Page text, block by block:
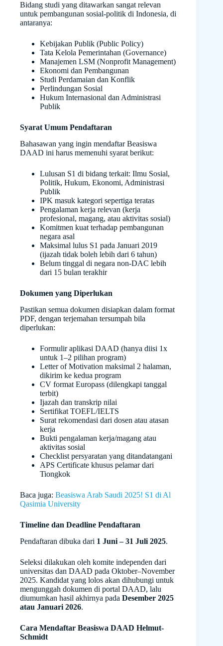
Bidang studi yang ditawarkan sangat relevan
untuk pembangunan sosial-politik di Indonesia, di
antaranya:
Kebijakan Publik (Public Policy)
Tata Kelola Pemerintahan (Governance)
Manajemen LSM (Nonprofit Management)
Ekonomi dan Pembangunan
Studi Perdamaian dan Konflik
Perlindungan Sosial
Hukum Internasional dan Administrasi
Publik
Syarat Umum Pendaftaran
Bahasawan yang ingin mendaftar Beasiswa
DAAD ini harus memenuhi syarat berikut:
Lulusan S1 di bidang terkait: Ilmu Sosial,
Politik, Hukum, Ekonomi, Administrasi
Publik
IPK masuk kategori sepertiga teratas
Pengalaman kerja relevan (kerja
profesional, magang, atau aktivitas sosial)
Komitmen kuat terhadap pembangunan
negara asal
Maksimal lulus S1 pada Januari 2019
(ijazah tidak boleh lebih dari 6 tahun)
Belum tinggal di negara non-DAC lebih
dari 15 bulan terakhir
Dokumen yang Diperlukan
Pastikan semua dokumen disiapkan dalam format
PDF, dengan terjemahan tersumpah bila
diperlukan:
Formulir aplikasi DAAD (hanya diisi 1x
untuk 1–2 pilihan program)
Letter of Motivation maksimal 2 halaman,
dikirim ke kedua program
CV format Europass (dilengkapi tanggal
terbit)
Ijazah dan transkrip nilai
Sertifikat TOEFL/IELTS
Surat rekomendasi dari dosen atau atasan
kerja
Bukti pengalaman kerja/magang atau
aktivitas sosial
Checklist persyaratan yang ditandatangani
APS Certificate khusus pelamar dari
Tiongkok
Baca juga: Beasiswa Arab Saudi 2025! S1 di Al
Qasimia University
Timeline dan Deadline Pendaftaran
Pendaftaran dibuka dari 1 Juni – 31 Juli 2025.
Seleksi dilakukan oleh komite independen dari
universitas dan DAAD pada Oktober–November
2025. Kandidat yang lolos akan dihubungi untuk
mengunggah dokumen di portal DAAD, lalu
diumumkan hasil akhirnya pada Desember 2025
atau Januari 2026.
Cara Mendaftar Beasiswa DAAD Helmut-
Schmidt